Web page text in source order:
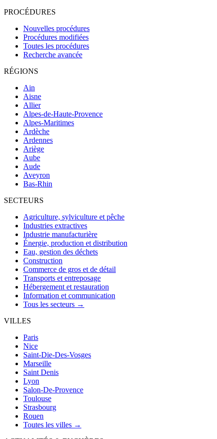
PROCÉDURES
Nouvelles procédures
Procédures modifiées
Toutes les procédures
Recherche avancée
RÉGIONS
Ain
Aisne
Allier
Alpes-de-Haute-Provence
Alpes-Maritimes
Ardèche
Ardennes
Ariège
Aube
Aude
Aveyron
Bas-Rhin
SECTEURS
Agriculture, sylviculture et pêche
Industries extractives
Industrie manufacturière
Énergie, production et distribution
Eau, gestion des déchets
Construction
Commerce de gros et de détail
Transports et entreposage
Hébergement et restauration
Information et communication
Tous les secteurs →
VILLES
Paris
Nice
Saint-Die-Des-Vosges
Marseille
Saint Denis
Lyon
Salon-De-Provence
Toulouse
Strasbourg
Rouen
Toutes les villes →